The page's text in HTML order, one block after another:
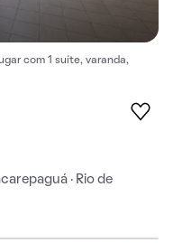
com 1 suíte, varanda,
· Rio de